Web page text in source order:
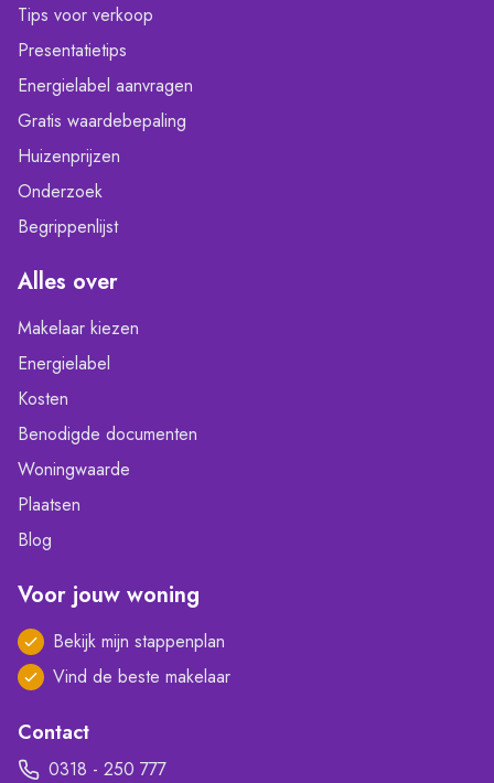
Tips voor verkoop
Presentatietips
Energielabel aanvragen
Gratis waardebepaling
Huizenprijzen
Onderzoek
Begrippenlijst
Alles over
Makelaar kiezen
Energielabel
Kosten
Benodigde documenten
Woningwaarde
Plaatsen
Blog
Voor jouw woning
Bekijk mijn stappenplan
Vind de beste makelaar
Contact
0318 - 250 777